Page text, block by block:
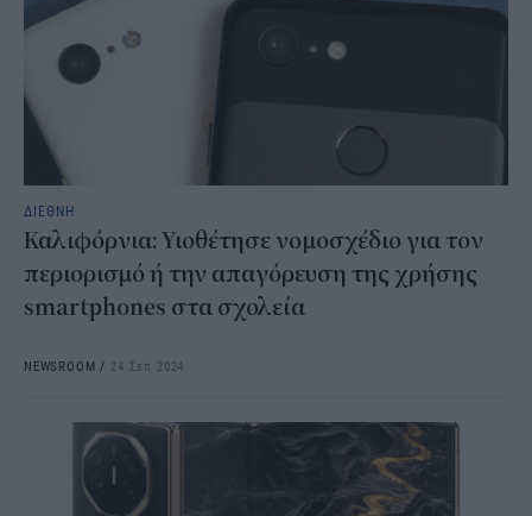
ΔΙΕΘΝΗ
Καλιφόρνια: Υιοθέτησε νομοσχέδιο για τον
περιορισμό ή την απαγόρευση της χρήσης
smartphones στα σχολεία
NEWSROOM / 24 Σεπ 2024